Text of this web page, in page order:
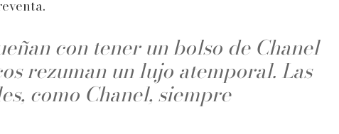
con tener un bolso de Chanel
rezuman un lujo atemporal. Las
como Chanel, siempre